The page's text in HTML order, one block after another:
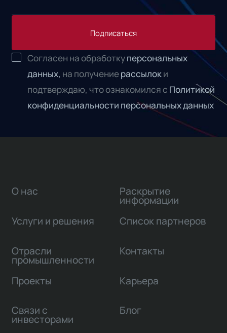
Подписаться
Согласен на обработкуперсональных
данных, на получениерассылоки
подтверждаю, что ознакомился с Политикой
конфиденциальности персональных данных
О нас
Услуги и решения
Отрасли
промышленности
Проекты
Связи с
инвесторами
Раскрытие
информации
Список партнеров
Контакты
Карьера
Блог